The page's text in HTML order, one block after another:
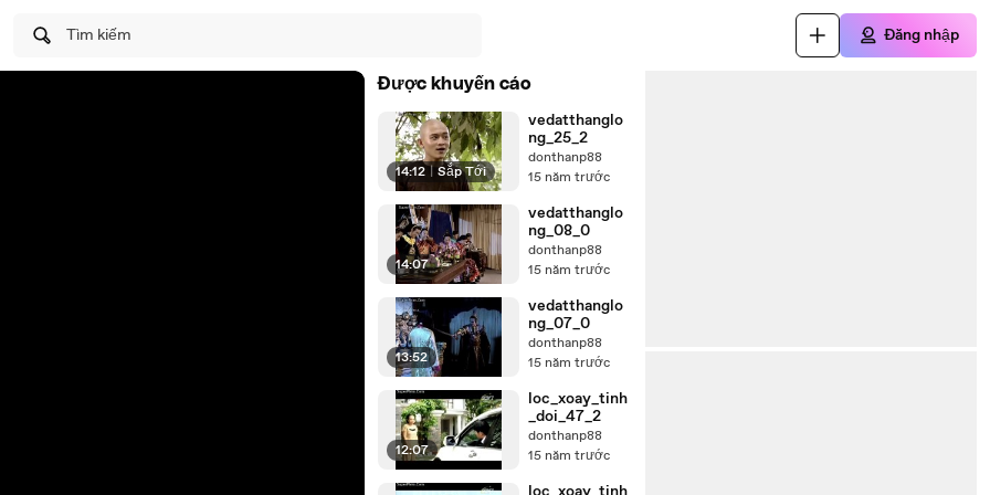
Tìm kiếm Đăng nhập
Được khuyến cáo
14:12 | Sắp Tới
vedatthanglo
ng_25_2
donthanp88
15 năm trước
14:07
vedatthanglo
ng_08_0
donthanp88
15 năm trước
13:52
vedatthanglo
ng_07_0
donthanp88
15 năm trước
12:07
loc_xoay_tinh
_doi_47_2
donthanp88
15 năm trước